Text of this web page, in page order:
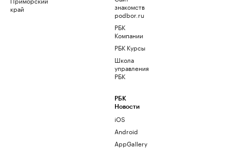
край
знакомств
podbor.ru
РБК
Компании
РБК Курсы
Школа
управления
РБК
РБК
Новости
iOS
Android
AppGallery